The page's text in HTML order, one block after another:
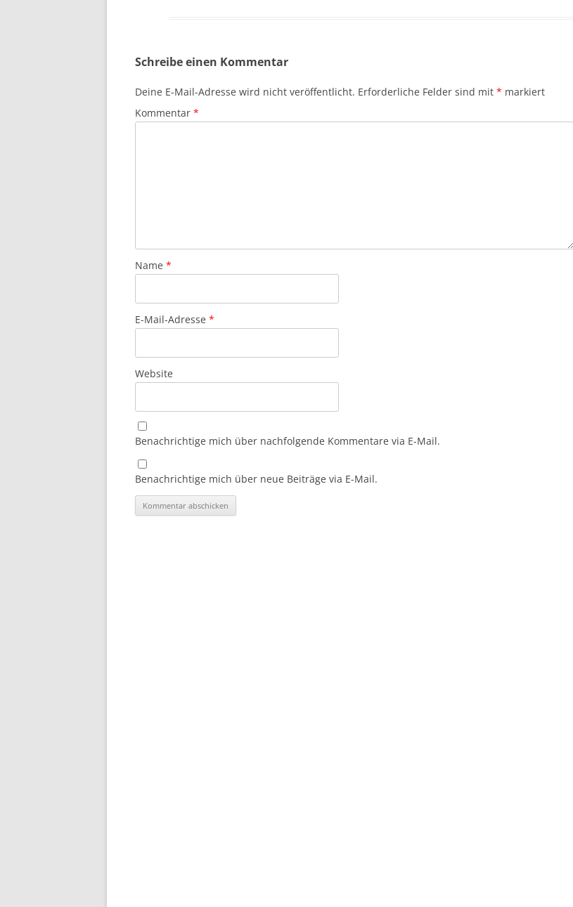
Schreibe einen Kommentar
Deine E-Mail-Adresse wird nicht veröffentlicht. Erforderliche Felder sind mit * markiert
Kommentar *
Name *
E-Mail-Adresse *
Website
Benachrichtige mich über nachfolgende Kommentare via E-Mail.
Benachrichtige mich über neue Beiträge via E-Mail.